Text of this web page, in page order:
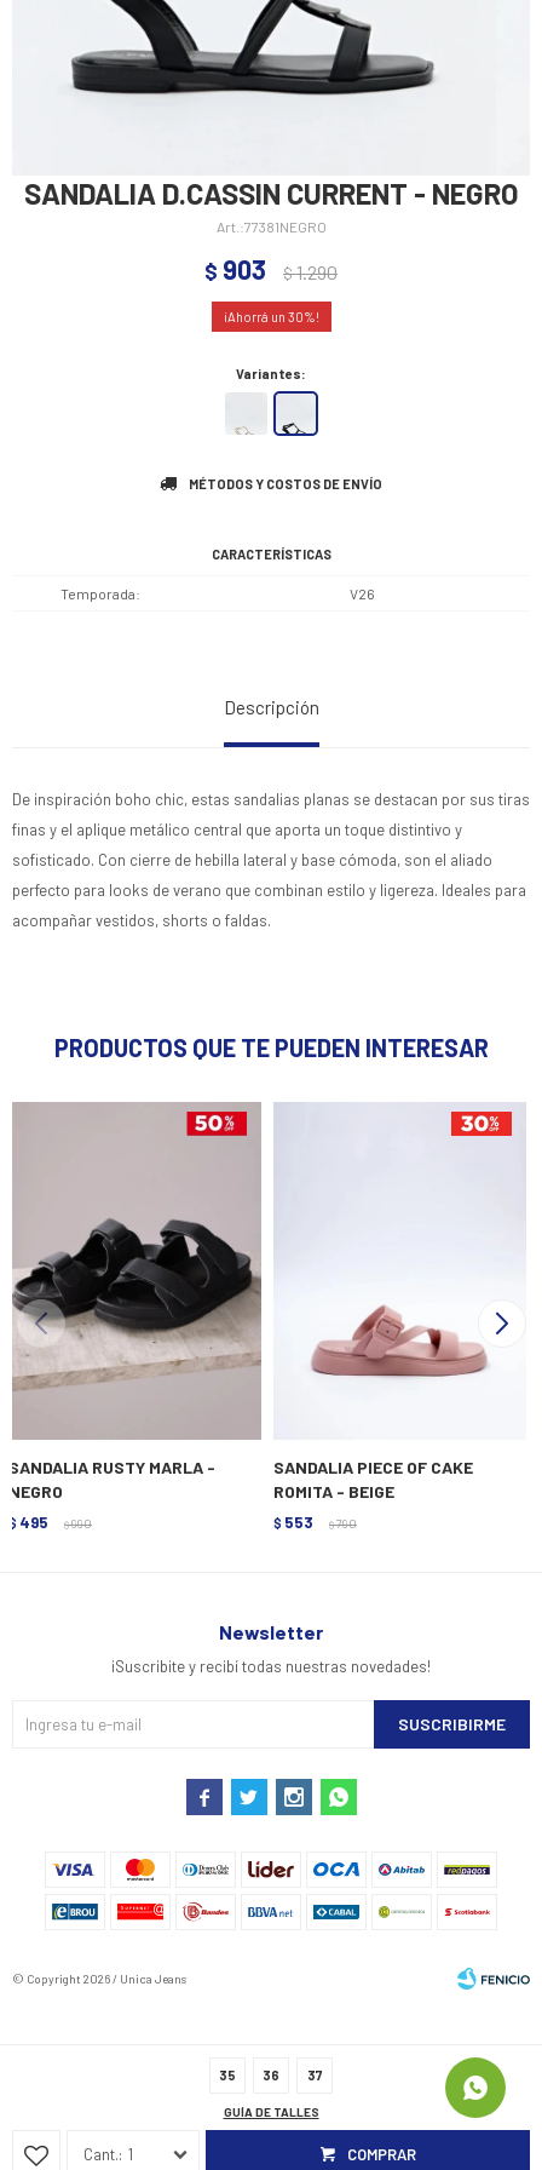
SANDALIA D.CASSIN CURRENT - NEGRO
77381NEGRO
$ 903 $1.290
30
Variantes:
35 36 37
GUÍA DE TALLES
1 COMPRAR
MÉTODOS Y COSTOS DE ENVÍO
CARACTERÍSTICAS
Temporada V26
Descripción
De inspiración boho chic, estas sandalias planas se destacan por sus tiras
finas y el aplique metálico central que aporta un toque distintivo y
sofisticado. Con cierre de hebilla lateral y base cómoda, son el aliado
perfecto para looks de verano que combinan estilo y ligereza. Ideales para
acompañar vestidos, shorts o faldas.
PRODUCTOS QUE TE PUEDEN INTERESAR
SANDALIA RUSTY MARLA -
NEGRO
$ 495 $ 990
SANDALIA PIECE OF CAKE
ROMITA - BEIGE
$ 553 $ 790
Newsletter
¡Suscribite y recibí todas nuestras novedades!
SUSCRIBIRME
   
© Copyright 2026 / Unica Jeans